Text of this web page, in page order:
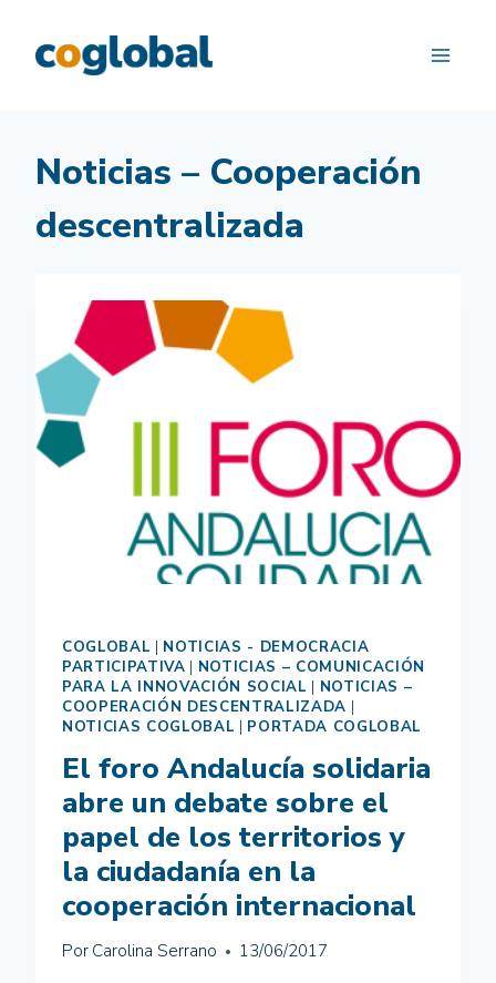
contenido
Noticias – Cooperación
descentralizada
COGLOBAL | NOTICIAS - DEMOCRACIA
PARTICIPATIVA | NOTICIAS – COMUNICACIÓN
PARA LA INNOVACIÓN SOCIAL | NOTICIAS –
COOPERACIÓN DESCENTRALIZADA |
NOTICIAS COGLOBAL | PORTADA COGLOBAL
El foro Andalucía solidaria
abre un debate sobre el
papel de los territorios y
la ciudadanía en la
cooperación internacional
Por Carolina Serrano 13/06/2017